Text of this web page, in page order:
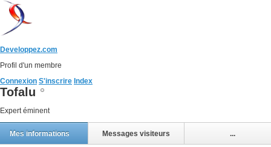
Developpez.com
Profil d'un membre
Connexion S'inscrire Index
Tofalu
Expert éminent
Mes informations Messages visiteurs ...